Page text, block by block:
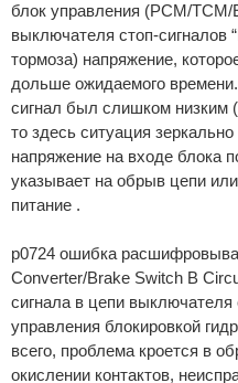
блок управления (PCM/
выключателя стоп-сигналов
тормоза) напряжение,
дольше ожидаемого
сигнал был слишком низким
то здесь ситуация
напряжение на входе блока
указывает на обрыв цепи
питание .
p0724 ошибка
Converter/Brake Switch B
сигнала в цепи выключателя
управления блокировкой
всего, проблема кроется в
окислении контактов,